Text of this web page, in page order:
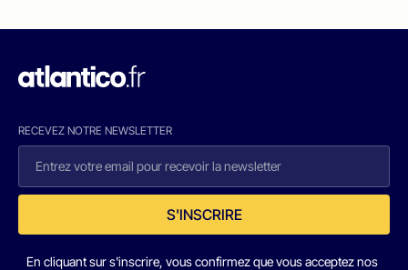
RECEVEZ NOTRE NEWSLETTER
S'INSCRIRE
En cliquant sur s'inscrire, vous confirmez que vous acceptez nos